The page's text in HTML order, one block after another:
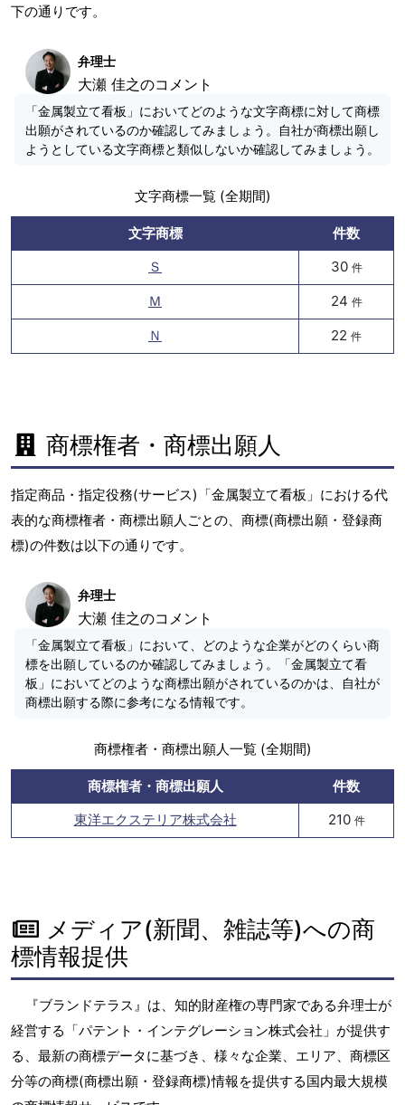
下の通りです。
弁理士
大瀬 佳之のコメント
「金属製立て看板」においてどのような文字商標に対して商標
出願がされているのか確認してみましょう。自社が商標出願し
ようとしている文字商標と類似しないか確認してみましょう。
文字商標一覧 (全期間)
文字商標
件数
Ｓ
30 件
Ｍ 24 件
Ｎ 22 件
商標権者・商標出願人
指定商品・指定役務(サービス)「金属製立て看板」における代
表的な商標権者・商標出願人ごとの、商標(商標出願・登録商
標)の件数は以下の通りです。
弁理士
大瀬 佳之のコメント
「金属製立て看板」において、どのような企業がどのくらい商
標を出願しているのか確認してみましょう。「金属製立て看
板」においてどのような商標出願がされているのかは、自社が
商標出願する際に参考になる情報です。
商標権者・商標出願人一覧 (全期間)
商標権者・商標出願人
件数
東洋エクステリア株式会社
210 件
メディア(新聞、雑誌等)への商
標情報提供
『ブランドテラス』は、知的財産権の専門家である弁理士が
経営する「パテント・インテグレーション株式会社」が提供す
る、最新の商標データに基づき、様々な企業、エリア、商標区
分等の商標(商標出願・登録商標)情報を提供する国内最大規模